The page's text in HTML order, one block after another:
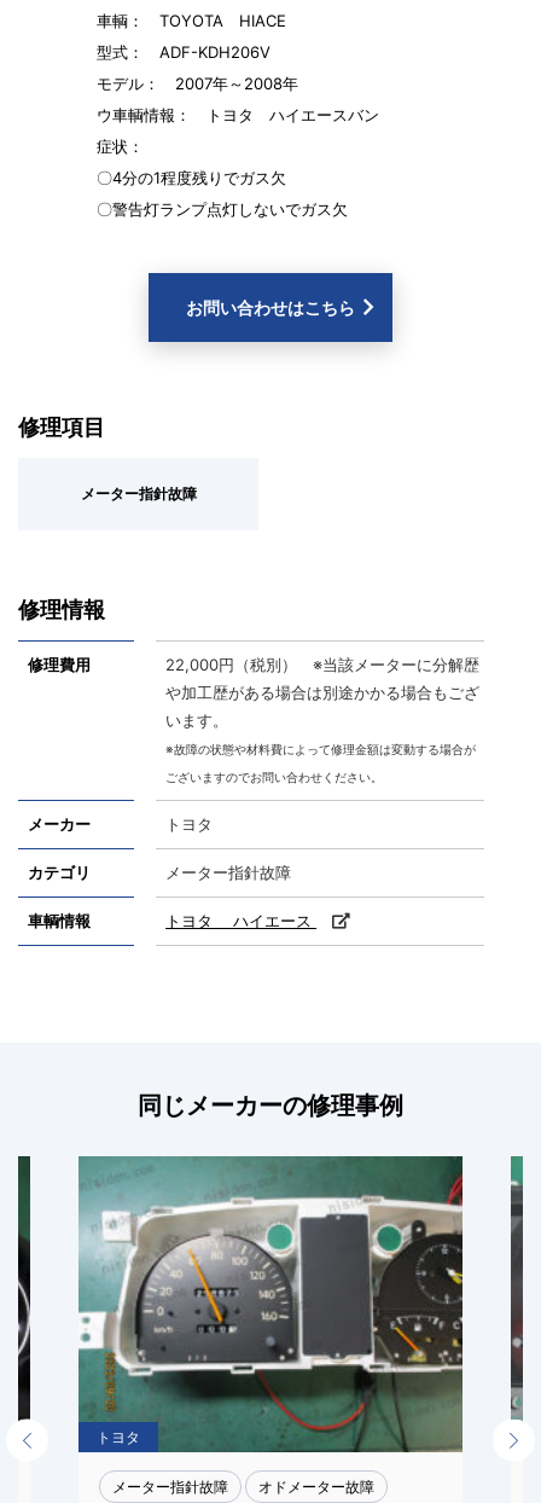
車輌： TOYOTA HIACE
型式： ADF-KDH206V
モデル： 2007年～2008年
ウ車輌情報：
トヨタ ハイエースバン
症状：
〇4分の1程度残りでガス欠
〇警告灯ランプ点灯しないでガス欠
お問い合わせはこちら
修理項目
メーター指針故障
修理情報
修理費用
22,000円（税別） ※当該メーターに分解歴
や加工歴がある場合は別途かかる場合もござ
います。
※故障の状態や材料費によって修理金額は変動する場合が
ございますのでお問い合わせください。
メーカー トヨタ
カテゴリ メーター指針故障
車輌情報 トヨタ ハイエース
同じメーカーの修理事例
Previous トヨタ
メーター指針故障 オドメーター故障
Next